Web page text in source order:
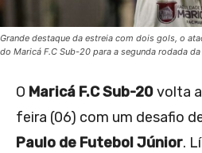
Grande destaque da estreia com dois gols, o
do Maricá F.C Sub-20 para a segunda rodada
O Maricá F.C Sub-20volta
feira (06) com um desafio
Paulo de Futebol Júnior.